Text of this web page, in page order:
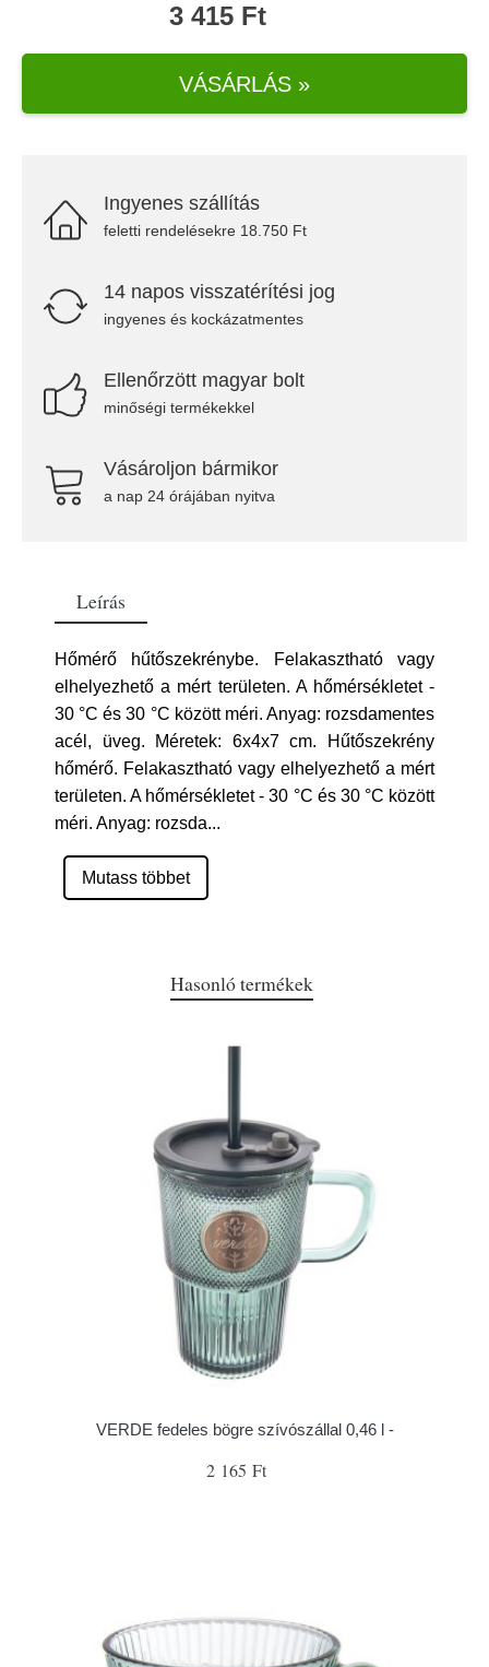
3 415 Ft
VÁSÁRLÁS »
Ingyenes szállítás
feletti rendelésekre 18.750 Ft
14 napos visszatérítési jog
ingyenes és kockázatmentes
Ellenőrzött magyar bolt
minőségi termékekkel
Vásároljon bármikor
a nap 24 órájában nyitva
Leírás
Hőmérő hűtőszekrénybe. Felakasztható vagy
elhelyezhető a mért területen. A hőmérsékletet -
30 °C és 30 °C között méri. Anyag: rozsdamentes
acél, üveg. Méretek: 6x4x7 cm. Hűtőszekrény
hőmérő. Felakasztható vagy elhelyezhető a mért
területen. A hőmérsékletet - 30 °C és 30 °C között
méri. Anyag: rozsda...
Mutass többet
Hasonló termékek
VERDE fedeles bögre szívószállal 0,46 l -
2 165 Ft